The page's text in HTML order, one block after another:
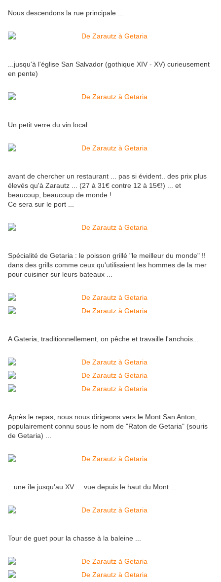
Nous descendons la rue principale ...
...jusqu'à l'église San Salvador (gothique XIV - XV) curieusement
en pente)
Un petit verre du vin local ...
avant de chercher un restaurant ... pas si évident.. des prix plus
élevés qu'à Zarautz ... (27 à 31€ contre 12 à 15€!) ... et
beaucoup, beaucoup de monde !
Ce sera sur le port ...
Spécialité de Getaria : le poisson grillé "le meilleur du monde" !!
dans des grills comme ceux qu'utilisaient les hommes de la mer
pour cuisiner sur leurs bateaux ...
A Gateria, traditionnellement, on pêche et travaille l'anchois...
Après le repas, nous nous dirigeons vers le Mont San Anton,
populairement connu sous le nom de "Raton de Getaria" (souris
de Getaria) ...
...une île jusqu'au XV ... vue depuis le haut du Mont ...
Tour de guet pour la chasse à la baleine ...